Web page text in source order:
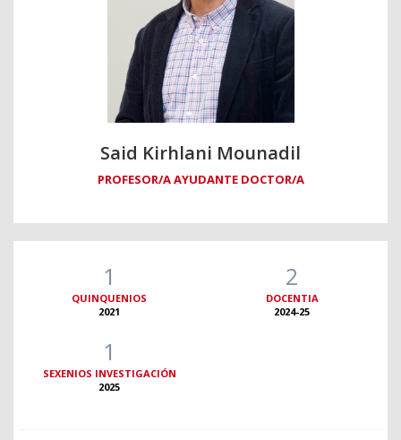
Said Kirhlani Mounadil
PROFESOR/A AYUDANTE DOCTOR/A
1
QUINQUENIOS
2021
2
DOCENTIA
2024-25
1
SEXENIOS INVESTIGACIÓN
2025